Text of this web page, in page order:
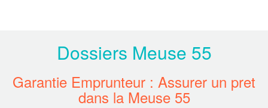
Dossiers Meuse 55
Garantie Emprunteur : Assurer un pret
dans la Meuse 55